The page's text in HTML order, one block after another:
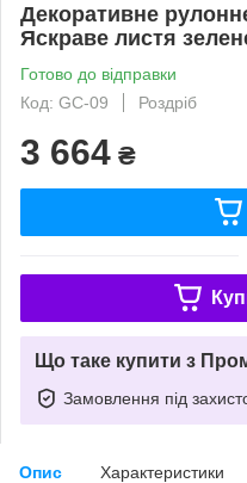
Декоративне
Яскраве листя
Готово до відправки
Код: GC-09
Роздріб
3 664 ₴
Що таке купити з
Замовлення під
Опис Характеристики